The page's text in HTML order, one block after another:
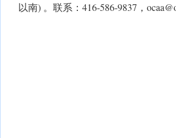
以南) 。联系：416-586-9837，